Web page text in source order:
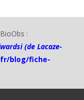
:
(de Lacaze-
blog/fiche-